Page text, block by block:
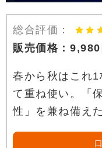
総合評価：
販売価格： 9,980
春から秋はこれ
て重ね使い。「
性」を兼ね備え